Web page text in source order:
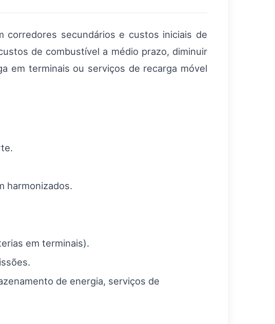
secundários e custos iniciais de
de combustível a médio prazo, diminuir
em terminais ou serviços de recarga móvel
harmonizados.
em terminais).
de energia, serviços de